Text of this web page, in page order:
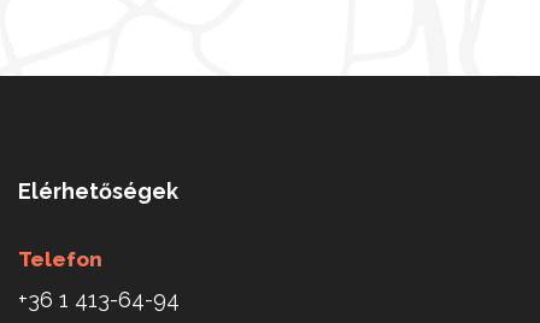
Elérhetőségek
Telefon
+36 1 413-64-94